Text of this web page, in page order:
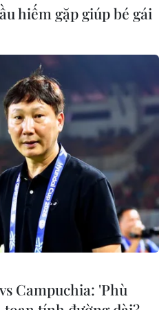
VIỆT NAM
DUẨN
THỊ TÁM, KHÚC THANH
Quy định sử dụng
Hỗ trợ
TTXVN
Quảng cáo
hiếm gặp giúp bé gái
Campuchia: 'Phù